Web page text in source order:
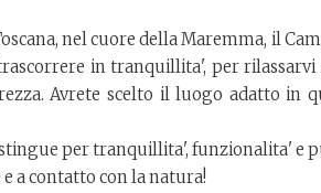
nel cuore della Maremma, il
in tranquillita', per
Avrete scelto il luogo adatto in
per tranquillita', funzionalita' e
a contatto con la natura!